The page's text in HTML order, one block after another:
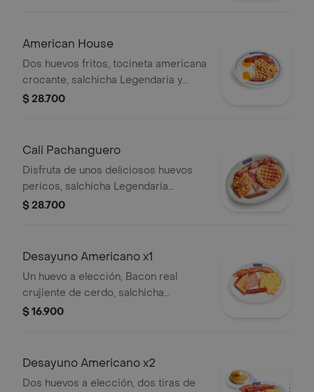
abundante y rica en proteína para
American House
Dos huevos fritos, tocineta americana
crocante, salchicha Legendaria y
nuestras exclusivas papas en cubo
todo lo que hace grande al brunch
$ 28.700
Cali Pachanguero
Disfruta de unos deliciosos huevos
pericos, salchicha Legendaria
Lucarni, jamón ahumado, una tira de
homenaje a las familias de nuestra
hermosa ciudad.
$ 28.700
Desayuno Americano x1
Un huevo a elección, Bacon real
crujiente de cerdo, salchicha
Legendaria Lucarni, jamón ahumado y
$ 16.900
Desayuno Americano x2
Dos huevos a elección, dos tiras de